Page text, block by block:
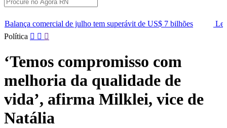
tem superávit de US$ 7 bilhões
Lei que aumenta punição
Pular
conteúdo
Política
‘Temos compromisso com
melhoria da qualidade de
vida’, afirma Milklei, vice de
Natália